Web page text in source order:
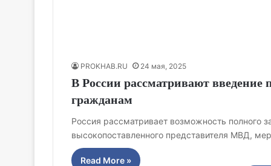
PROKHAB.RU 24 мая, 2025
В России рассматривают введение
гражданам
Россия рассматривает возможность полного
высокопоставленного представителя МВД,
Read More »